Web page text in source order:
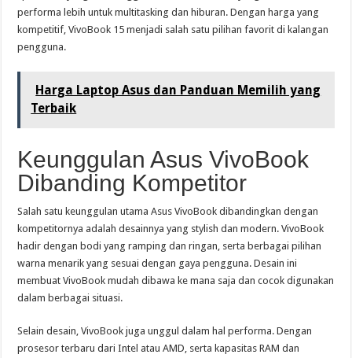
performa lebih untuk multitasking dan hiburan. Dengan harga yang
kompetitif, VivoBook 15 menjadi salah satu pilihan favorit di kalangan
pengguna.
Harga Laptop Asus dan Panduan Memilih yang
Terbaik
Keunggulan Asus VivoBook
Dibanding Kompetitor
Salah satu keunggulan utama Asus VivoBook dibandingkan dengan
kompetitornya adalah desainnya yang stylish dan modern. VivoBook
hadir dengan bodi yang ramping dan ringan, serta berbagai pilihan
warna menarik yang sesuai dengan gaya pengguna. Desain ini
membuat VivoBook mudah dibawa ke mana saja dan cocok digunakan
dalam berbagai situasi.
Selain desain, VivoBook juga unggul dalam hal performa. Dengan
prosesor terbaru dari Intel atau AMD, serta kapasitas RAM dan